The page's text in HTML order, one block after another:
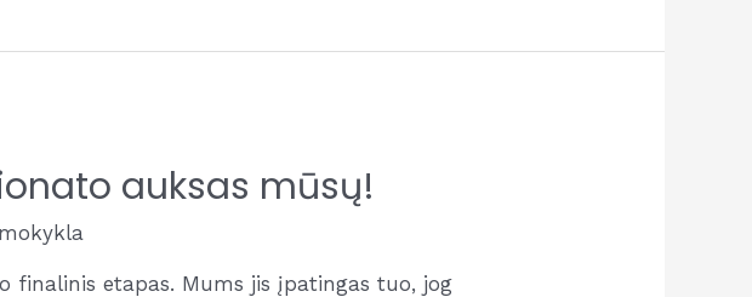
auksas mūsų!
finalinis etapas. Mums jis įpatingas tuo, jog